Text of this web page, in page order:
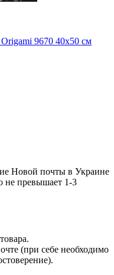
9670 40x50 см
Новой почты в Украине
не превышает 1-3
(при себе необходимо